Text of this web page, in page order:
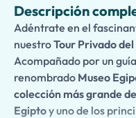
Descripción
Adéntrate en el
nuestroTour Privado
Acompañado por un
renombrado Museo
colección más grande
Egiptoy uno de los